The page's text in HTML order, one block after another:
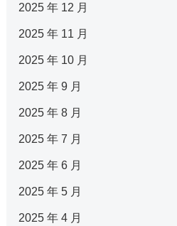
2025 年 12 月
2025 年 11 月
2025 年 10 月
2025 年 9 月
2025 年 8 月
2025 年 7 月
2025 年 6 月
2025 年 5 月
2025 年 4 月